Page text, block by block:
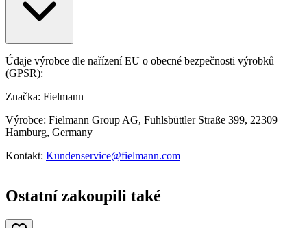
Údaje výrobce dle nařízení EU o obecné bezpečnosti výrobků
(GPSR):
Značka: Fielmann
Výrobce: Fielmann Group AG, Fuhlsbüttler Straße 399, 22309
Hamburg, Germany
Kontakt: Kundenservice@fielmann.com
Ostatní zakoupili také